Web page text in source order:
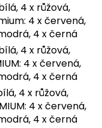
4 x růžová,
4 x červená,
4 x černá
4 x růžová,
4 x červená,
4 x černá
4 x růžová,
4 x červená,
4 x černá